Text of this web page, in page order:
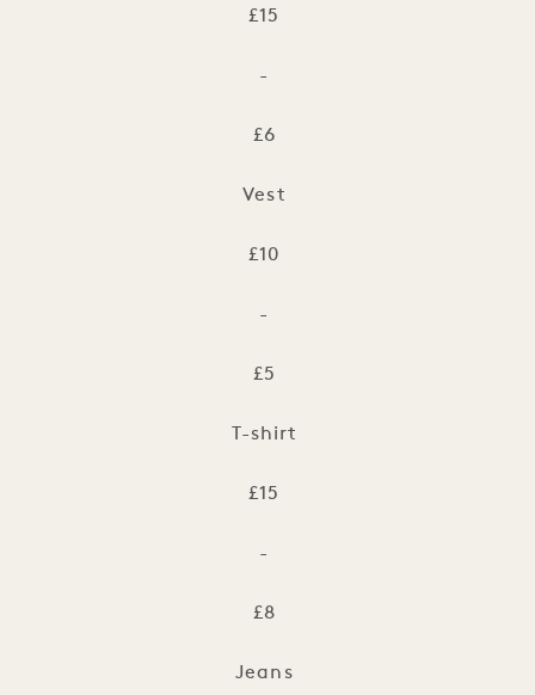
£15
-
£6
Vest
£10
-
£5
T-shirt
£15
-
£8
Jeans